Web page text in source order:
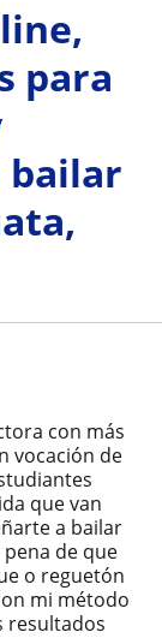
para
bailar
con más
vocación de
que van
a bailar
de que
o reguetón
mi método
resultados